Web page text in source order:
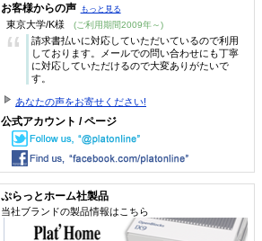
お客様からの声 もっと見る
東京大学/K様 (ご利用期間2009年～)
“
請求書払いに対応していただいているので利用
しております。メールでの問い合わせにも丁寧
に対応していただけるので大変ありがたいで
す。
あなたの声をお寄せください!
公式アカウント / ページ
ぷらっとホーム社製品
当社ブランドの製品情報はこちら